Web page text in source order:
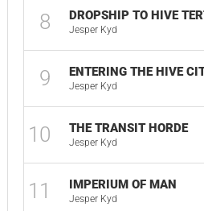
8 DROPSHIP TO HIVE
Jesper Kyd
9 ENTERING THE HIVE
Jesper Kyd
10 THE TRANSIT HORDE
Jesper Kyd
11 IMPERIUM OF MAN
Jesper Kyd